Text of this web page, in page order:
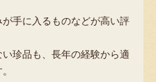
手に入るものなどが高い評
珍品も、長年の経験から適